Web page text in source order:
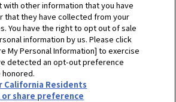
営農PLUS 「複合作業」のススメ
with other information that you have
that they have collected from your
You have the right to opt out of sale
information by us. Please click
My Personal Information] to exercise
detected an opt-out preference
honored.
California Residents
or share preference